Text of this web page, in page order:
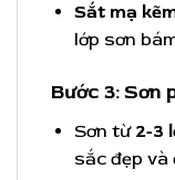
Sắt mạ
lớp sơn
Bước 3: Sơn
Sơn từ 2-3
sắc đẹp và